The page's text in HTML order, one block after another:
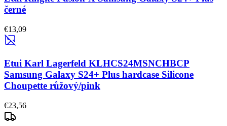
černé
€13,09
Etui Karl Lagerfeld KLHCS24MSNCHBCP
Samsung Galaxy S24+ Plus hardcase Silicone
Choupette růžový/pink
€23,56